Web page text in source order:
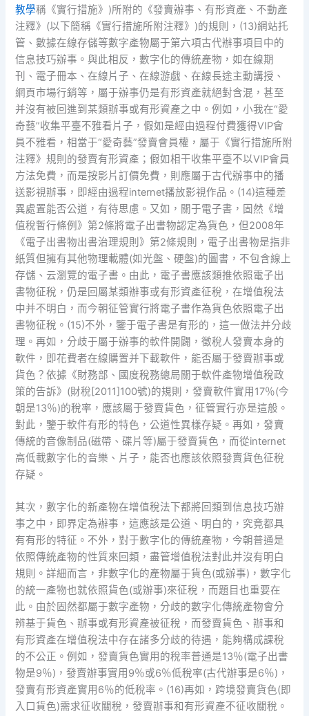
教學稱《實行措施》)所附的《發賣辦事、有形資產、不動產
注釋》(以下簡稱《實行措施所附注釋》)的規則，(13)網站托
管、數據在線存儲等數字產物屬于第六項古代辦事項目中的
信息技巧辦事。與此相反，數字化的傳統產物，如在線期
刊、電子冊本、在線片子、在線游戲、在線長途主動講授、
網頁市場行銷等，屬于辦事仍是有形資產就絕對含混，甚至
并沒有被回進到某類辦事或有形資產之中。例如，小我在“愛
奇藝”收集平臺不雅看片子，假如是經由過程付費獲得VIP會
員不雅看，相當于“愛奇藝”發賣會員權，屬于《實行措施所附
注釋》規則的發賣有形資產；假如相干收集平臺不以VIP會員
方法免費，而是按影片訂價免費，則應屬于古代辦事中的播
送影視辦事，即經由過程internet播放影視作品。(14)這種差
異處置能否公道，有待思慮。又如，關于電子書，固然《增
值稅暫行條例》第2條將電子出書物認定為貨色，但2008年
《電子出書物出書治理規則》第2條規則，電子出書物是指非
紙質但擁有其他物理載體(如光盤、硬盤)的圖書，不包含線上
存儲、云瀏覽的電子書。由此，電子書應該類推依照電子出
書物征稅，仍是回屬某類辦事或有形資產征稅，在增值稅法
中并不明白，而今朝征管實行將電子書作為貨色依照電子出
書物征稅。(15)不外，鑒于電子書是有形的，這一做法并分歧
理。再如，分歧于屬于辦事的軟件開闢，徵稅人發賣本身的
軟件，即花費者在線購置并下載軟件，能否屬于發賣辦事或
貨色？依據《財務部、國度稅務總局關于軟件產物增值稅政
策的告訴》(財稅[2011]100號)的規則，發賣軟件實用17％(今
朝是13％)的稅率，應該屬于發賣貨色，征管實行亦是這般。
對此，鑒于軟件有形的特色，公道性異樣存疑。再如，發賣
傳統的音像制品(磁帶、碟片等)屬于發賣貨色，而從internet
高低載數字化的音樂、片子，能否也應該依照發賣貨色征稅
存疑。
其次，數字化的新產物在增值稅法下都將回類到信息技巧辦
事之中，即界定為辦事，這應該是公道、明白的，究竟都具
有有形的特征。不外，對于數字化的傳統產物，今朝普通是
依照傳統產物的性質來回類，盡管增值稅法對此并沒有明白
規則。詳細而言，非數字化的產物屬于貨色(或辦事)，數字化
的統一產物也就依照貨色(或辦事)來征稅，而題目也重要在
此。由於固然都屬于數字產物，分歧的數字化傳統產物會分
辨基于貨色、辦事或有形資產被征稅，而發賣貨色、辦事和
有形資產在增值稅法中存在諸多分歧的待遇，能夠構成課稅
的不公正。例如，發賣貨色實用的稅率普通是13％(電子出書
物是9％)，發賣辦事實用9％或6％低稅率(古代辦事是6％)，
發賣有形資產實用6％的低稅率。(16)再如，跨境發賣貨色(即
入口貨色)需求征收關稅，發賣辦事和有形資產不征收關稅。